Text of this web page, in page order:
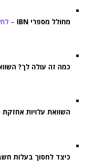
מחולל מספרי IBN –
כמה זה עולה לך?
השוואת עלויות
כיצד לחסוך בעלות